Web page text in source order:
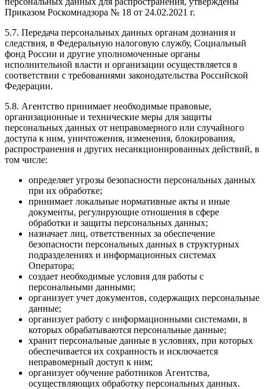
Приказом Роскомнадзора № 18 от 24.02.2021 г.
5.7. Передача персональных данных органам дознания и
следствия, в Федеральную налоговую службу, Социальный
фонд России и другие уполномоченные органы
исполнительной власти и организации осуществляется в
соответствии с требованиями законодательства Российской
Федерации.
5.8. Агентство принимает необходимые правовые,
организационные и технические меры для защиты
персональных данных от неправомерного или случайного
доступа к ним, уничтожения, изменения, блокирования,
распространения и других несанкционированных действий, в
том числе:
определяет угрозы безопасности персональных данных
при их обработке;
принимает локальные нормативные акты и иные
документы, регулирующие отношения в сфере
обработки и защиты персональных данных;
назначает лиц, ответственных за обеспечение
безопасности персональных данных в структурных
подразделениях и информационных системах
Оператора;
создает необходимые условия для работы с
персональными данными;
организует учет документов, содержащих персональные
данные;
организует работу с информационными системами, в
которых обрабатываются персональные данные;
хранит персональные данные в условиях, при которых
обеспечивается их сохранность и исключается
неправомерный доступ к ним;
организует обучение работников Агентства,
осуществляющих обработку персональных данных.